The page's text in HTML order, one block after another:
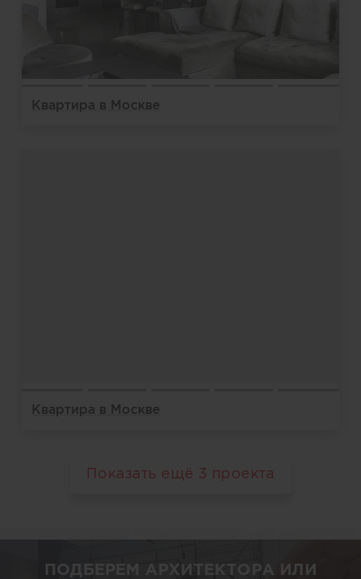
Квартира в Москве
Квартира в Москве
Показать ещё 3 проекта
ПОДБЕРЕМ АРХИТЕКТОРА ИЛИ